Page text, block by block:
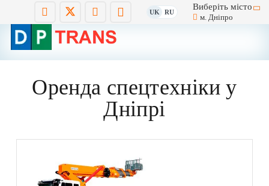
UK RU
Виберіть місто
м. Дніпро
Оренда спецтехніки у
Дніпрі